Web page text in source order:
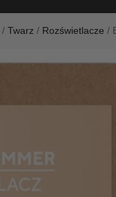
/Twarz / Rozświetlacze /